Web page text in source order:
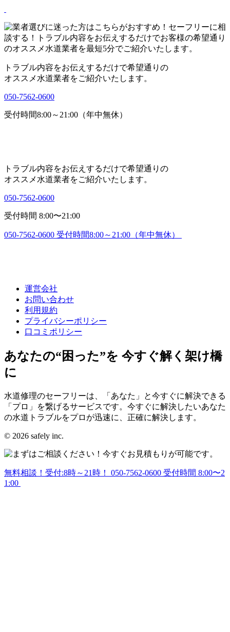
トラブル内容をお伝えするだけで希望通りの
オススメ水道業者をご紹介いたします。
050-7562-0600
受付時間8:00～21:00（年中無休）
トラブル内容をお伝えするだけで希望通りの
オススメ水道業者をご紹介いたします。
050-7562-0600
受付時間 8:00〜21:00
050-7562-0600 受付時間8:00～21:00（年中無休）
運営会社
お問い合わせ
利用規約
プライバシーポリシー
口コミポリシー
あなたの“困った”を 今すぐ解く架け橋
に
水道修理のセーフリーは、「あなた」と今すぐに解決できる
「プロ」を繋げるサービスです。今すぐに解決したいあなた
の水道トラブルをプロが迅速に、正確に解決します。
© 2026 safely inc.
無料相談！受付:8時～21時！ 050-7562-0600 受付時間 8:00〜2
1:00